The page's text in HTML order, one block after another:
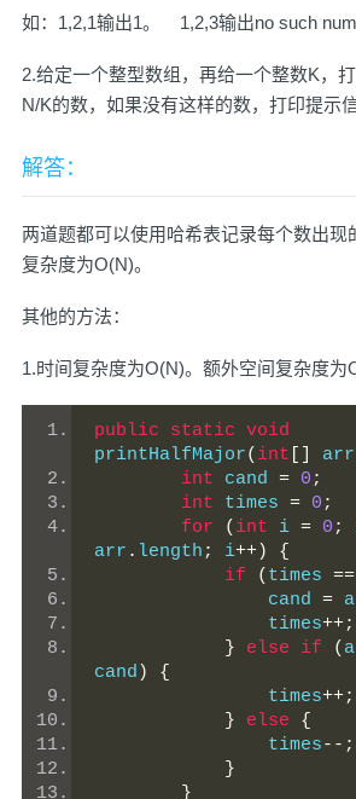
如：1,2,1输出1。 1,2,3输出no such
2.给定一个整型数组，再给一个整数K，
N/K的数，如果没有这样的数，打印提示信
解答：
两道题都可以使用哈希表记录每个数出现
复杂度为O(N)。
其他的方法：
1.时间复杂度为O(N)。额外空间复杂度为
public static void
printHalfMajor( int arr
int cand = 0 ;
int times = 0 ;
for
( int i = 0 ;
arr . length ; i++)
{
if
( times ==
                cand
=
                times
++;
}
else if (
cand )
{
                times
++;
}
else
{
                times
--;
}
}